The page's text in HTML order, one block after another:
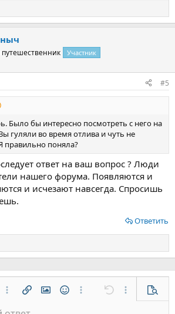
Участник
#5
Было бы интересно посмотреть с него на
гуляли во время отлива и чуть не
правильно поняла?
ответ на ваш вопрос ? Люди
нашего форума. Появляются и
и исчезают навсегда. Спросишь
Ответить
Нумерованный список
Маркированный список
Дополнительно...
Вставить ссылку
Вставить изображение
СмайлыДополнительно...
Отменить